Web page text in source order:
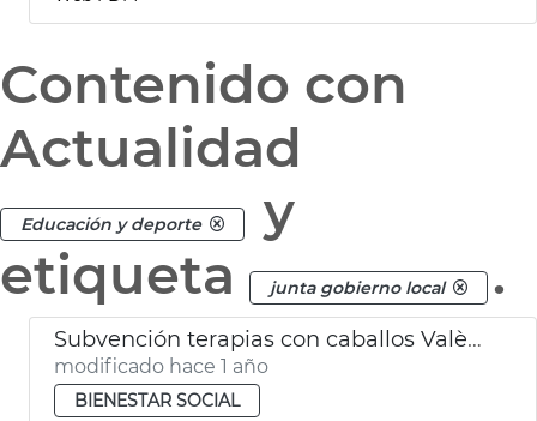
Contenido con
Actualidad
Educación y deporte
y
etiqueta
junta gobierno local .
Subvención terapias con caballos València
modificado hace 1 año
BIENESTAR SOCIAL